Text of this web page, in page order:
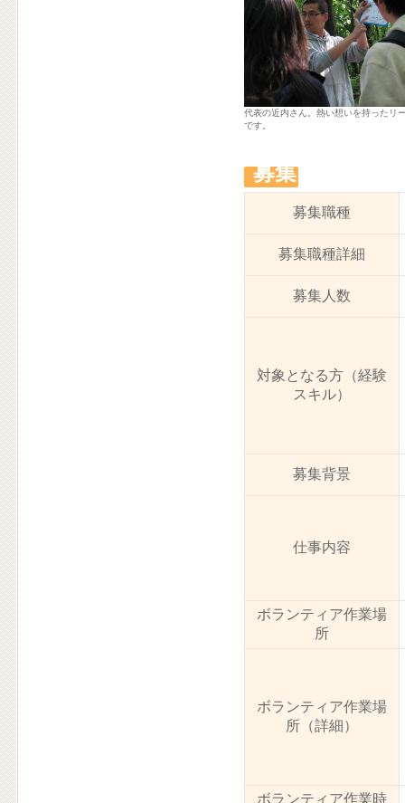
代表の近内さん。熱い想いを持ったリ
です。
募集1
募集職種
募集職種詳細
募集人数
対象となる方（経験
スキル）
募集背景
仕事内容
ボランティア作業場
所
ボランティア作業場
所（詳細）
ボランティア作業時